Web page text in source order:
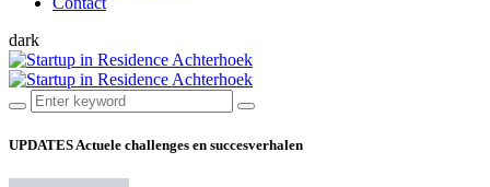
dark
UPDATESActuele challenges en succesverhalen